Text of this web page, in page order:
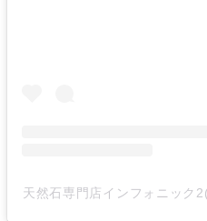
天然石専門店インフォニック